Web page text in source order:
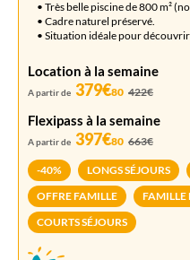
• Très belle piscine de 800 m²
• Cadre naturel préservé.
• Situation idéale pour
Location à la semaine
A partir de 379€80 422€
Flexipass à la semaine
A partir de 397€80 663€
-40% LONGS SÉJOURS
OFFRE FAMILLE
FAMILLE
COURTS SÉJOURS